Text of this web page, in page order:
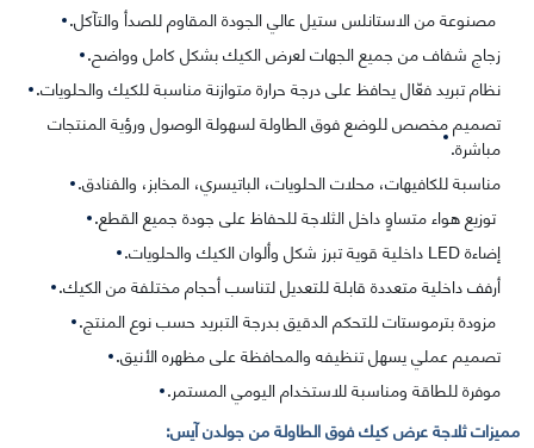
مصنوعة من الاستانلس ستيل عالي الجودة المقاوم للصدأ والتآكل.
زجاج شفاف من جميع الجهات لعرض الكيك بشكل كامل وواضح.
نظام تبريد فعّال يحافظ على درجة حرارة متوازنة مناسبة للكيك والحلويات.
تصميم مخصص للوضع فوق الطاولة لسهولة الوصول ورؤية المنتجات
مباشرة.
مناسبة للكافيهات، محلات الحلويات، الباتيسري، المخابز، والفنادق.
توزيع هواء متساوٍ داخل الثلاجة للحفاظ على جودة جميع القطع.
إضاءة LED داخلية قوية تبرز شكل وألوان الكيك والحلويات.
أرفف داخلية متعددة قابلة للتعديل لتناسب أحجام مختلفة من الكيك.
مزودة بترموستات للتحكم الدقيق بدرجة التبريد حسب نوع المنتج.
تصميم عملي يسهل تنظيفه والمحافظة على مظهره الأنيق.
موفرة للطاقة ومناسبة للاستخدام اليومي المستمر.
مميزات ثلاجة عرض كيك فوق الطاولة من جولدن آيس: